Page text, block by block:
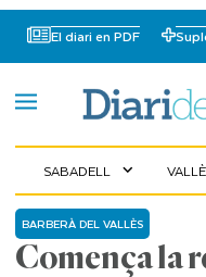
El diari en PDF
SABADELL expand_more
Comença la
BARBERÀ DEL VALLÈS